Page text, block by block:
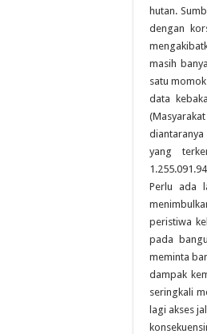
hutan.
dengan
masih
satu
data
yang
Perlu ada
peristiwa
pada
meminta
dampak
seringkali
lagi akses